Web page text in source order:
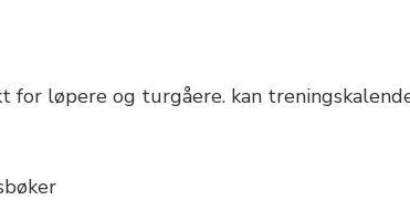
for løpere og turgåere. kan